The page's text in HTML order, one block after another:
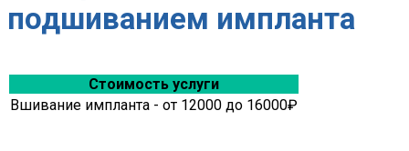
подшиванием импланта
Стоимость услуги
Вшивание импланта - от 12000 до 16000₽